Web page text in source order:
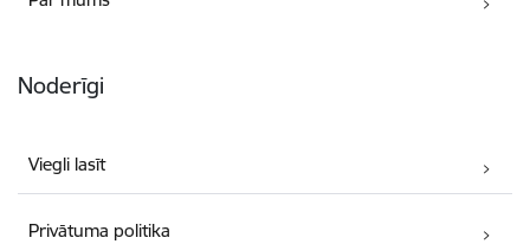
Noderīgi
Viegli lasīt
Privātuma politika